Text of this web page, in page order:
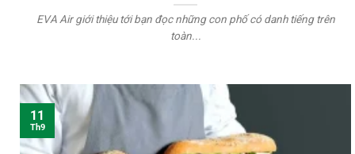
EVA Air giới thiệu tới bạn đọc những con phố có danh tiếng trên
toàn...
11
Th9